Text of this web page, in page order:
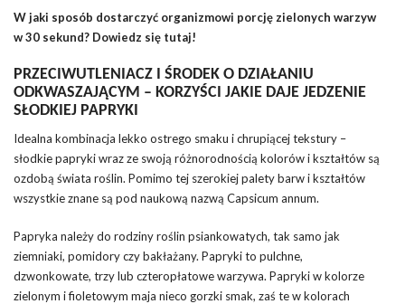
W jaki sposób dostarczyć organizmowi porcję zielonych warzyw
w 30 sekund? Dowiedz się tutaj!
PRZECIWUTLENIACZ I ŚRODEK O DZIAŁANIU
ODKWASZAJĄCYM – KORZYŚCI JAKIE DAJE JEDZENIE
SŁODKIEJ PAPRYKI
Idealna kombinacja lekko ostrego smaku i chrupiącej tekstury –
słodkie papryki wraz ze swoją różnorodnością kolorów i kształtów są
ozdobą świata roślin. Pomimo tej szerokiej palety barw i kształtów
wszystkie znane są pod naukową nazwą Capsicum annum.
Papryka należy do rodziny roślin psiankowatych, tak samo jak
ziemniaki, pomidory czy bakłażany. Papryki to pulchne,
dzwonkowate, trzy lub czteropłatowe warzywa. Papryki w kolorze
zielonym i fioletowym maja nieco gorzki smak, zaś te w kolorach